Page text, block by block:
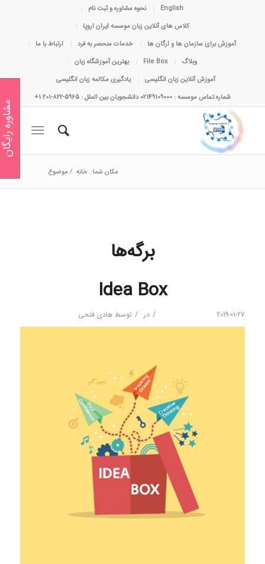
English
نحوه مشاوره و ثبت نام
کلاس های آنلاین زبان موسسه ایران اروپا
آموزش برای سازمان ها و ارگان ها
خدمات منحصر به فرد
ارتباط با ما
وبلاگ
File Box
بهترین آموزشگاه زبان
آموزش آنلاین زبان انگلیسی
یادگیری مکالمه زبان انگلیسی
شماره تماس موسسه : 02149109000 دانشجویان بین الملل : 5965-822-201 1+
مکان شما: خانه / موضوع
برگه‌ها
Idea Box
2019-01-27
/ در / توسطهادی فتحی